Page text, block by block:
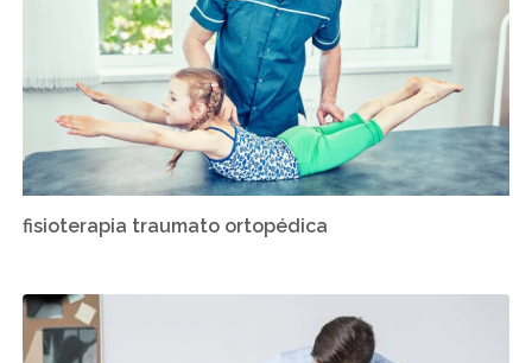
fisioterapia traumato ortopédica